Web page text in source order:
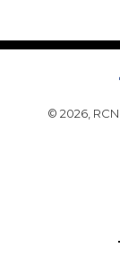
© 2026,